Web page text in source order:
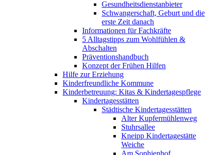
Gesundheitsdienstanbieter
Schwangerschaft, Geburt und die
erste Zeit danach
Informationen für Fachkräfte
5 Alltagstipps zum Wohlfühlen &
Abschalten
Präventionshandbuch
Konzept der Frühen Hilfen
Hilfe zur Erziehung
Kinderfreundliche Kommune
Kinderbetreuung: Kitas & Kindertagespflege
Kindertagesstätten
Städtische Kindertagesstätten
Alter Kupfermühlenweg
Stuhrsallee
Kneipp Kindertagestätte
Weiche
Am Sophienhof